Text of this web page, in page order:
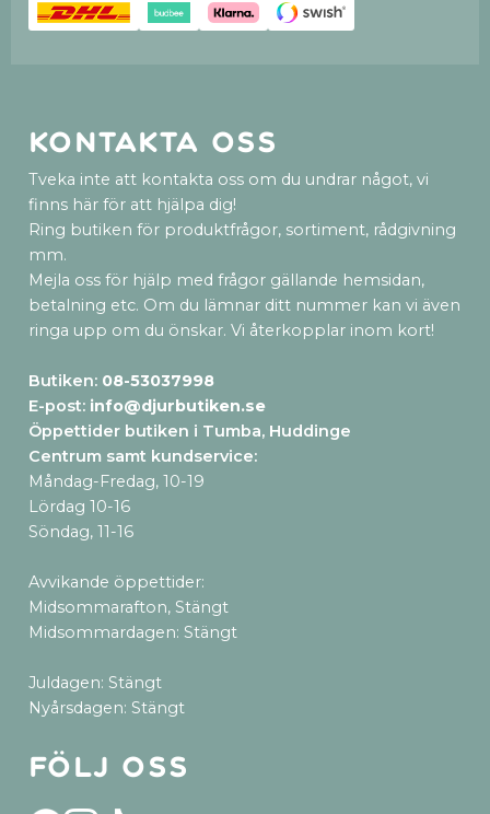
Kontakta oss
Tveka inte att kontakta oss om du undrar något, vi
finns här för att hjälpa dig!
Ring butiken för produktfrågor, sortiment, rådgivning
mm.
Mejla oss för hjälp med frågor gällande hemsidan,
betalning etc. Om du lämnar ditt nummer kan vi även
ringa upp om du önskar. Vi återkopplar inom kort!
Butiken: 08-53037998
E-post: info@djurbutiken.se
Öppettider butiken i Tumba, Huddinge
Centrum samt kundservice:
Måndag-Fredag, 10-19
Lördag 10-16
Söndag, 11-16
Avvikande öppettider:
Midsommarafton, Stängt
Midsommardagen: Stängt
Juldagen: Stängt
Nyårsdagen: Stängt
Följ oss